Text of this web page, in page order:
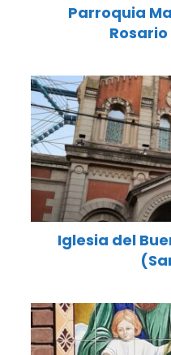
Parroquia
Iglesia del